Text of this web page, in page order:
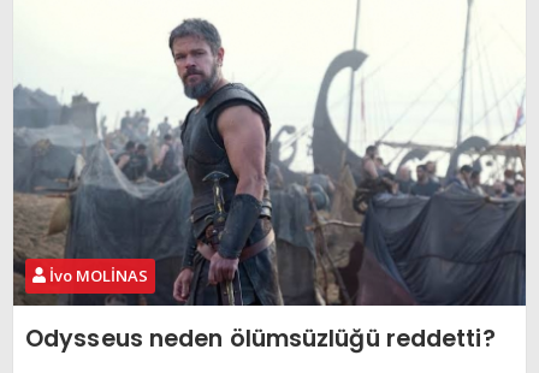
İvo MOLİNAS
Odysseus neden ölümsüzlüğü reddetti?